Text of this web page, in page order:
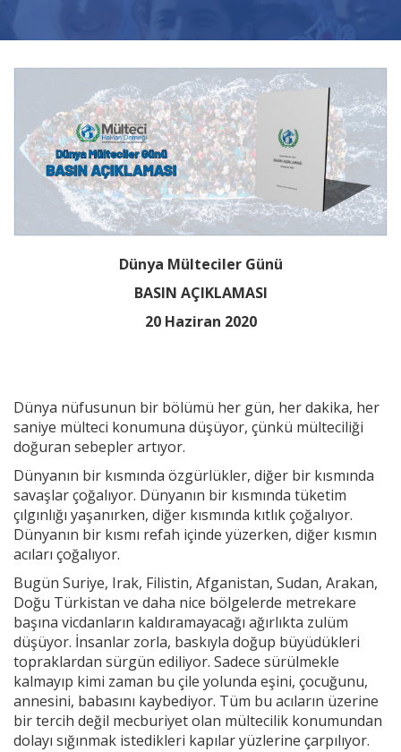
Dünya Mülteciler Günü
BASIN AÇIKLAMASI
20 Haziran 2020
Dünya nüfusunun bir bölümü her gün, her dakika, her
saniye mülteci konumuna düşüyor, çünkü mülteciliği
doğuran sebepler artıyor.
Dünyanın bir kısmında özgürlükler, diğer bir kısmında
savaşlar çoğalıyor. Dünyanın bir kısmında tüketim
çılgınlığı yaşanırken, diğer kısmında kıtlık çoğalıyor.
Dünyanın bir kısmı refah içinde yüzerken, diğer kısmın
acıları çoğalıyor.
Bugün Suriye, Irak, Filistin, Afganistan, Sudan, Arakan,
Doğu Türkistan ve daha nice bölgelerde metrekare
başına vicdanların kaldıramayacağı ağırlıkta zulüm
düşüyor. İnsanlar zorla, baskıyla doğup büyüdükleri
topraklardan sürgün ediliyor. Sadece sürülmekle
kalmayıp kimi zaman bu çile yolunda eşini, çocuğunu,
annesini, babasını kaybediyor. Tüm bu acıların üzerine
bir tercih değil mecburiyet olan mültecilik konumundan
dolayı sığınmak istedikleri kapılar yüzlerine çarpılıyor.
Yayınlar
Kitap ve film